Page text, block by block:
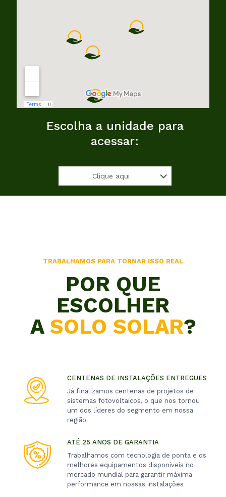
Escolha a unidade para
acessar:
TRABALHAMOS PARA TORNAR ISSO REAL
POR QUE
ESCOLHER
A SOLO SOLAR?
CENTENAS DE INSTALAÇÕES ENTREGUES
Já finalizamos centenas de projetos de
sistemas fotovoltaicos, o que nos tornou
um dos líderes do segmento em nossa
região
ATÉ 25 ANOS DE GARANTIA
Trabalhamos com tecnologia de ponta e os
melhores equipamentos disponíveis no
mercado mundial para garantir máxima
performance em nossas instalações